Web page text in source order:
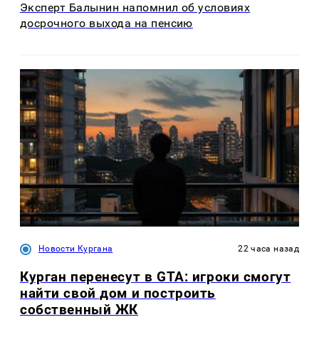
Эксперт Балынин напомнил об условиях
досрочного выхода на пенсию
Новости Кургана 22 часа назад
Курган перенесут в GTA: игроки смогут
найти свой дом и построить
собственный ЖК